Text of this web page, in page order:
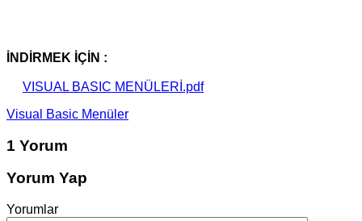
İNDİRMEK İÇİN :
VISUAL BASIC MENÜLERİ.pdf
Visual Basic Menüler
1 Yorum
Yorum Yap
Yorumlar